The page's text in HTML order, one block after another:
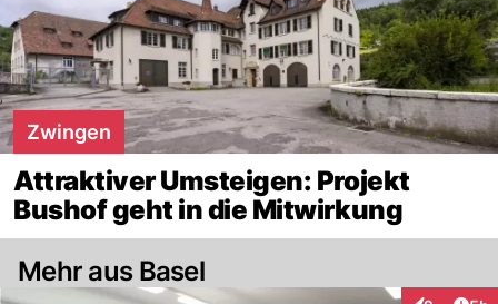
Zwingen
Attraktiver Umsteigen: Projekt
Bushof geht in die Mitwirkung
Mehr aus Basel